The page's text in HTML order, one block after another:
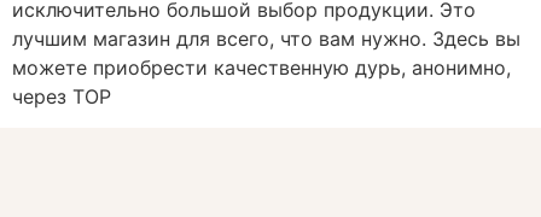
исключительно большой выбор продукции. Это
лучшим магазин для всего, что вам нужно. Здесь вы
можете приобрести качественную дурь, анонимно,
через ТОР